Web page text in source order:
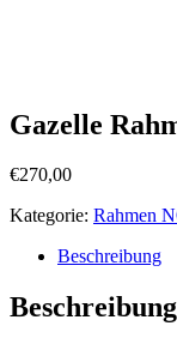
Gazelle
€270,00
Kategorie: Rahmen
Beschreibung
Beschreibung